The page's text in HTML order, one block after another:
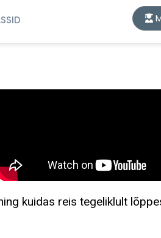
kuidas reis tegeliklult